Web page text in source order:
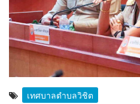
เทศบาลตำบลวิชิต